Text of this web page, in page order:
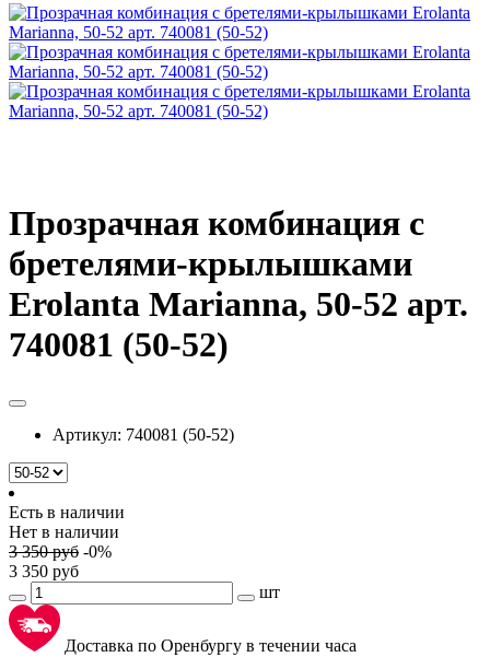
Прозрачная комбинация с
бретелями-крылышками
Erolanta Marianna, 50-52 арт.
740081 (50-52)
Артикул: 740081 (50-52)
Есть в наличии
Нет в наличии
3 350руб -0%
3 350 руб
шт
Доставка по Оренбургу в течении часа